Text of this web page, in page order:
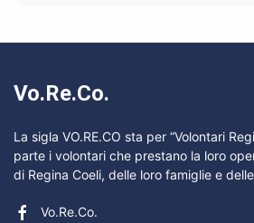
Vo.Re.Co.
La sigla VO.RE.CO sta per “Volontari
parte i volontari che prestano la loro
di Regina Coeli, delle loro famiglie e
Vo.Re.Co.